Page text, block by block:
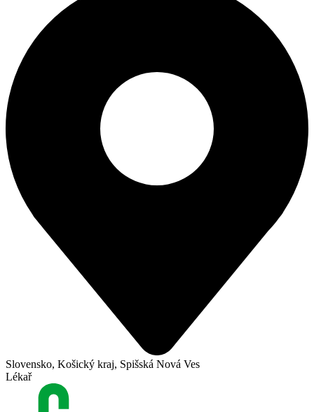
Slovensko, Košický kraj, Spišská Nová Ves
Lékař